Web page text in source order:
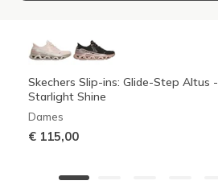
Skechers Slip-ins: Glide-Step Altus -
Starlight Shine
Dames
€ 115,00